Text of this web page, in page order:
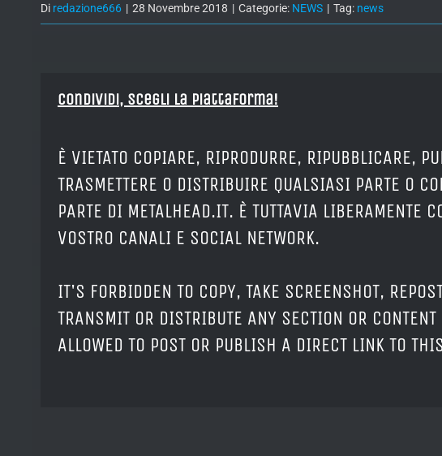
Di redazione666 | 28 Novembre 2018 | Categorie: NEWS | Tag: news
Condividi, Scegli la piattaforma!
È VIETATO COPIARE, RIPRODURRE, RIPUBBLICARE,
TRASMETTERE O DISTRIBUIRE QUALSIASI PARTE O
PARTE DI METALHEAD.IT. È TUTTAVIA LIBERAMENTE
VOSTRO CANALI E SOCIAL NETWORK.
IT'S FORBIDDEN TO COPY, TAKE SCREENSHOT,
TRANSMIT OR DISTRIBUTE ANY SECTION OR
ALLOWED TO POST OR PUBLISH A DIRECT LINK TO